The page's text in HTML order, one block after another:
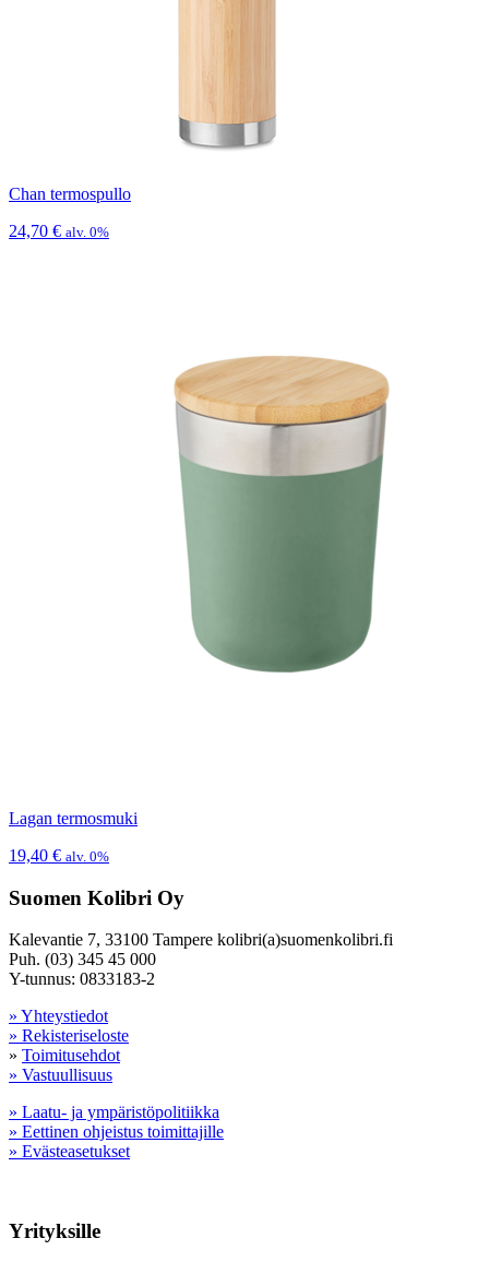
Chan termospullo
24,70 € alv. 0%
Lagan termosmuki
19,40 € alv. 0%
Suomen Kolibri Oy
Kalevantie 7, 33100 Tampere kolibri(a)suomenkolibri.fi
Puh. (03) 345 45 000
Y-tunnus: 0833183-2
» Yhteystiedot
» Rekisteriseloste
» Toimitusehdot
» Vastuullisuus
» Laatu- ja ympäristöpolitiikka
» Eettinen ohjeistus toimittajille
» Evästeasetukset
Yrityksille